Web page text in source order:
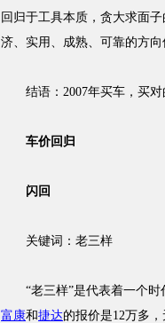
回归于工具本质，贪大求面
济、实用、成熟、可靠的方向
结语：2007年买车，买对
车价回归
闪回
关键词：老三样
“老三样”是代表着一个时
富康和捷达的报价是12万多，